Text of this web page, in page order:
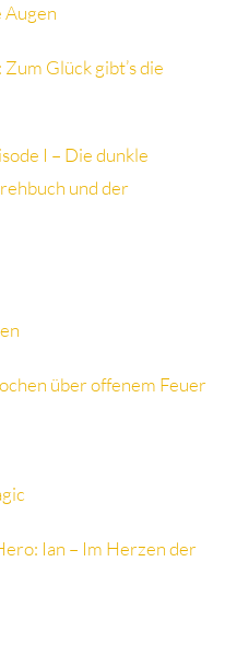
Augen
Glück gibt’s die
I – Die dunkle
und der
über offenem Feuer
Ian – Im Herzen der